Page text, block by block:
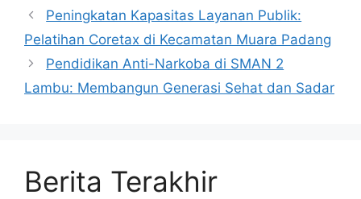
Peningkatan Kapasitas Layanan Publik:
Pelatihan Coretax di Kecamatan Muara Padang
Pendidikan Anti-Narkoba di SMAN 2
Lambu: Membangun Generasi Sehat dan Sadar
Berita Terakhir